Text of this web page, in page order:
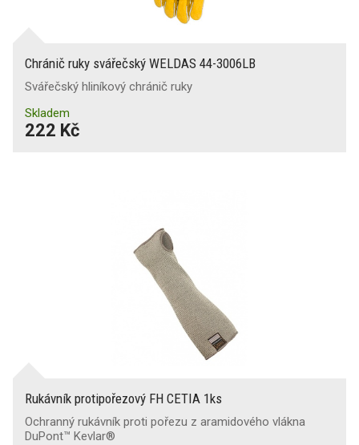
Chránič ruky svářečský WELDAS 44-3006LB
Svářečský hliníkový chránič ruky
Skladem
222 Kč
Rukávník protipořezový FH CETIA 1ks
Ochranný rukávník proti pořezu z aramidového vlákna
DuPont™ Kevlar®